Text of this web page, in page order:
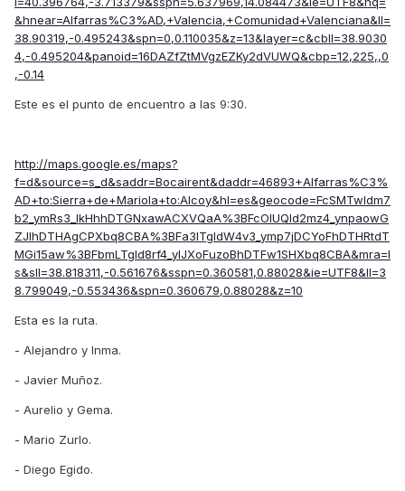
&hnear=Alfarras%C3%AD,+Valencia,+Comunidad+Valenciana&ll=
38.90319,-0.495243&spn=0,0.110035&z=13&layer=c&cbll=38.9030
4,-0.495204&panoid=16DAZfZtMVgzEZKy2dVUWQ&cbp=12,225,,0
,-0.14
Este es el punto de encuentro a las 9:30.
http://maps.google.es/maps?
f=d&source=s_d&saddr=Bocairent&daddr=46893+Alfarras%C3%
AD+to:Sierra+de+Mariola+to:Alcoy&hl=es&geocode=FcSMTwIdm7
b2_ymRs3_lkHhhDTGNxawACXVQaA%3BFcOlUQId2mz4_ynpaowG
ZJlhDTHAgCPXbq8CBA%3BFa3lTgIdW4v3_ymp7jDCYoFhDTHRtdT
MGi15aw%3BFbmLTgId8rf4_ylJXoFuzoBhDTFw1SHXbq8CBA&mra=l
s&sll=38.818311,-0.561676&sspn=0.360581,0.88028&ie=UTF8&ll=3
8.799049,-0.553436&spn=0.360679,0.88028&z=10
Esta es la ruta.
- Alejandro y Inma.
- Javier Muñoz.
- Aurelio y Gema.
- Mario Zurlo.
- Diego Egido.